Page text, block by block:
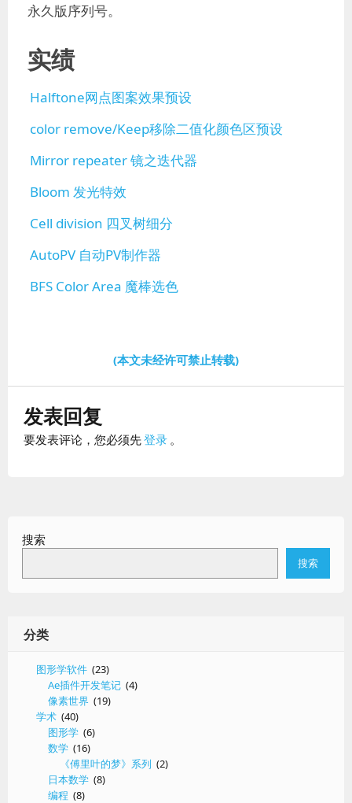
永久版序列号。
实绩
Halftone网点图案效果预设
color remove/Keep移除二值化颜色区预设
Mirror repeater 镜之迭代器
Bloom 发光特效
Cell division 四叉树细分
AutoPV 自动PV制作器
BFS Color Area 魔棒选色
(本文未经许可禁止转载)
发表回复
要发表评论，您必须先登录 。
搜索
搜索
分类
图形学软件 (23)
Ae插件开发笔记 (4)
像素世界 (19)
学术 (40)
图形学 (6)
数学 (16)
《傅里叶的梦》系列 (2)
日本数学 (8)
编程 (8)